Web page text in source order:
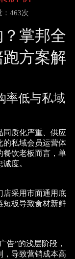
：463次
掌邦全
方案解
率低与私域
同质化严重、供应
的私域会员运营体
餐饮老板而言，单
度。
店采用市面通用底
短板导致食材新鲜
告”的浅层阶段，
，导致营销成本高